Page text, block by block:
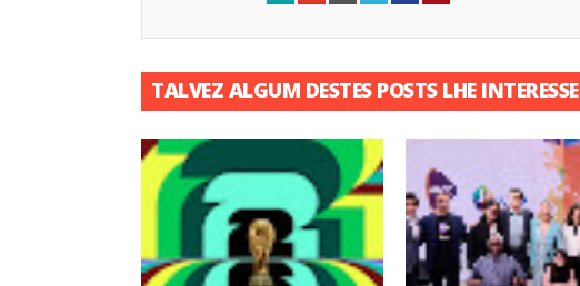
TALVEZ ALGUM DESTES POSTS LHE INTERESSE